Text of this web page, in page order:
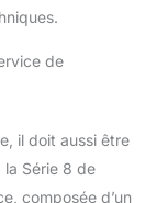
de
il doit aussi être
la Série 8 de
composée d’un